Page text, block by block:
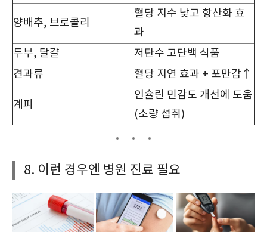
양배추, 브로콜리
혈당 지수 낮고 항산화 효
과
두부, 달걀
저탄수 고단백 식품
견과류
혈당 지연 효과 + 포만감↑
계피
인슐린 민감도 개선에 도움
(소량 섭취)
8. 이런 경우엔 병원 진료 필요